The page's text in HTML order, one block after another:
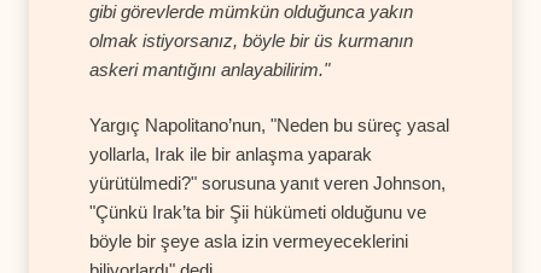
gibi görevlerde mümkün olduğunca yakın
olmak istiyorsanız, böyle bir üs kurmanın
askeri mantığını anlayabilirim."
Yargıç Napolitano’nun, "Neden bu süreç yasal
yollarla, Irak ile bir anlaşma yaparak
yürütülmedi?" sorusuna yanıt veren Johnson,
"Çünkü Irak’ta bir Şii hükümeti olduğunu ve
böyle bir şeye asla izin vermeyeceklerini